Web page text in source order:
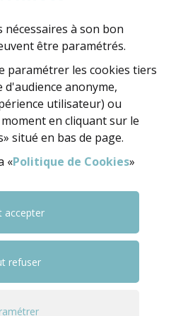
Amboise Cedex
47 23 47 23
ÉCRIRE
FACEBOOKFACEBOOK
YOUTUBE
nécessaires à son bon
être paramétrés.
paramétrer les cookies tiers
d'audience anonyme,
utilisateur) ou
en cliquant sur le
situé en bas de page.
«Politique de Cookies»
accepter
refuser